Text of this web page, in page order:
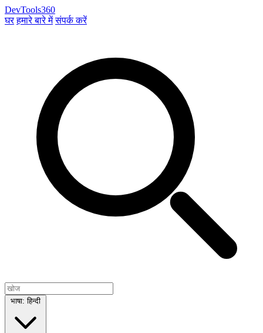
DevTools360
घर हमारे बारे में संपर्क करें
भाषा: हिन्दी